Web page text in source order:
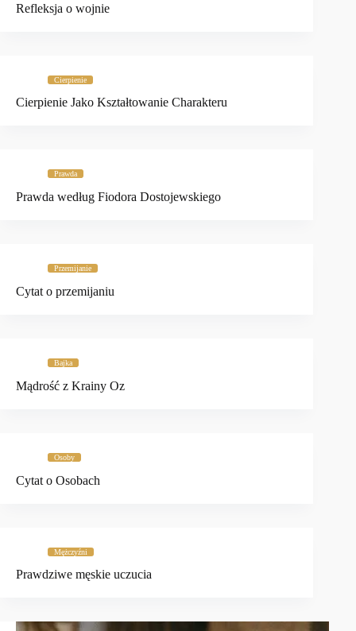
Refleksja o wojnie
Cierpienie
Cierpienie Jako Kształtowanie Charakteru
Prawda
Prawda według Fiodora Dostojewskiego
Przemijanie
Cytat o przemijaniu
Bajka
Mądrość z Krainy Oz
Osoby
Cytat o Osobach
Mężczyźni
Prawdziwe męskie uczucia